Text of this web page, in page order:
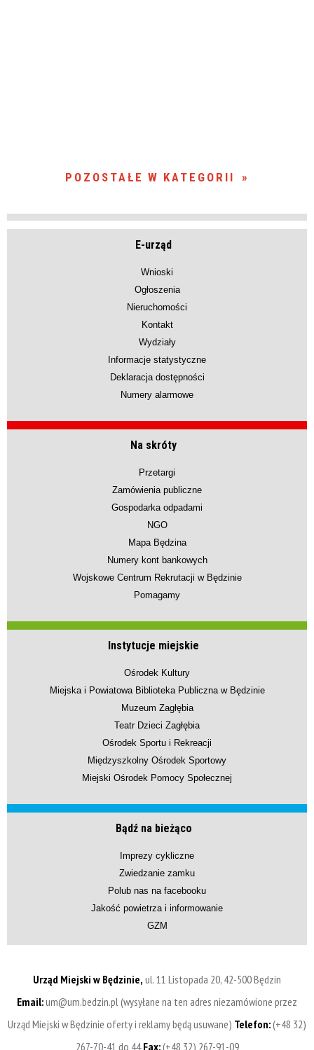
POZOSTAŁE W KATEGORII
E-urząd
Wnioski
Ogłoszenia
Nieruchomości
Kontakt
Wydziały
Informacje statystyczne
Deklaracja dostępności
Numery alarmowe
Na skróty
Przetargi
Zamówienia publiczne
Gospodarka odpadami
NGO
Mapa Będzina
Numery kont bankowych
Wojskowe Centrum Rekrutacji w Będzinie
Pomagamy
Instytucje miejskie
Ośrodek Kultury
Miejska i Powiatowa Biblioteka Publiczna w Będzinie
Muzeum Zagłębia
Teatr Dzieci Zagłębia
Ośrodek Sportu i Rekreacji
Międzyszkolny Ośrodek Sportowy
Miejski Ośrodek Pomocy Społecznej
Bądź na bieżąco
Imprezy cykliczne
Zwiedzanie zamku
Polub nas na facebooku
Jakość powietrza i informowanie
GZM
Urząd Miejski w Będzinie, ul. 11 Listopada 20, 42-500 Będzin
Email:um@um.bedzin.pl (wysyłane na ten adres niezamówione przez
Urząd Miejski w Będzinie oferty i reklamy będą usuwane) Telefon:(+48 32)
267-70-41 do 44Fax:(+48 32) 267-91-09